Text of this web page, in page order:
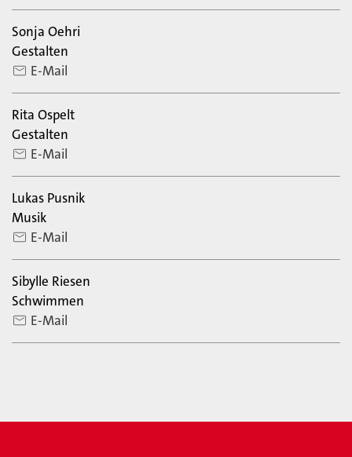
Sonja Oehri
Gestalten
E-Mail
Rita Ospelt
Gestalten
E-Mail
Lukas Pusnik
Musik
E-Mail
Sibylle Riesen
Schwimmen
E-Mail